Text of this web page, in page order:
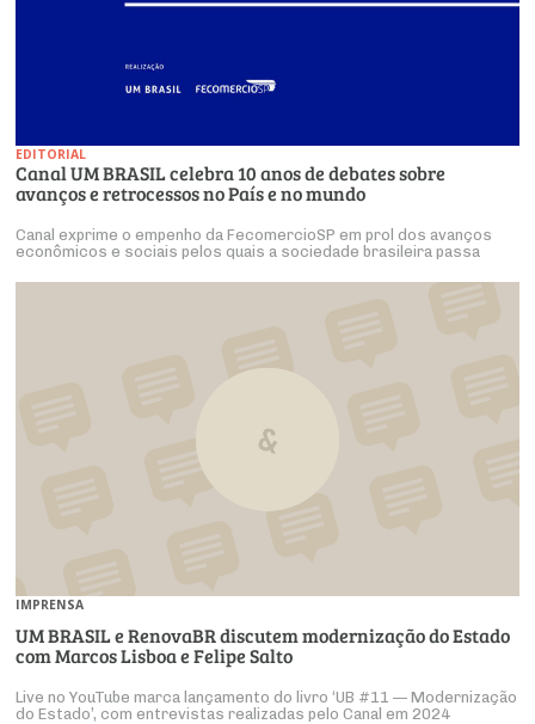
EDITORIAL
Canal UM BRASIL celebra 10 anos de debates sobre
avanços e retrocessos no País e no mundo
Canal exprime o empenho da FecomercioSP em prol dos avanços
econômicos e sociais pelos quais a sociedade brasileira passa
IMPRENSA
UM BRASIL e RenovaBR discutem modernização do Estado
com Marcos Lisboa e Felipe Salto
Live no YouTube marca lançamento do livro ‘UB #11 — Modernização
do Estado’, com entrevistas realizadas pelo Canal em 2024